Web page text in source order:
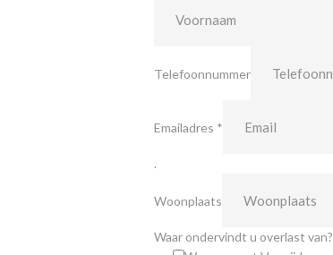
Telefoonnummer
Emailadres *
.
Woonplaats
Waar ondervindt u overlast van?